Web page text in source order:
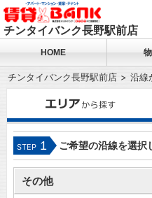
チンタイバンク長野駅前店
HOME
チンタイバンク長野駅前店 沿線
STEP 1 ご希望の沿線を選択
その他